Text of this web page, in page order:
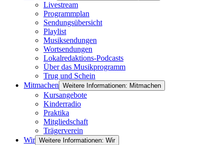
Livestream
Programmplan
Sendungsübersicht
Playlist
Musiksendungen
Wortsendungen
Lokalredaktions-Podcasts
Über das Musikprogramm
Trug und Schein
Mitmachen Weitere Informationen: Mitmachen
Kursangebote
Kinderradio
Praktika
Mitgliedschaft
Trägerverein
Wir Weitere Informationen: Wir